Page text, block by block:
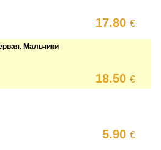
17.80€
Мальчики
18.50€
5.90€